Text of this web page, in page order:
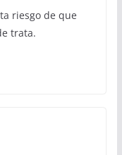
riesgo de que
trata.